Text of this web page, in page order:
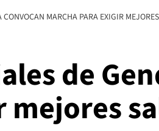
MARCHA PARA EXIGIR
de
mejores